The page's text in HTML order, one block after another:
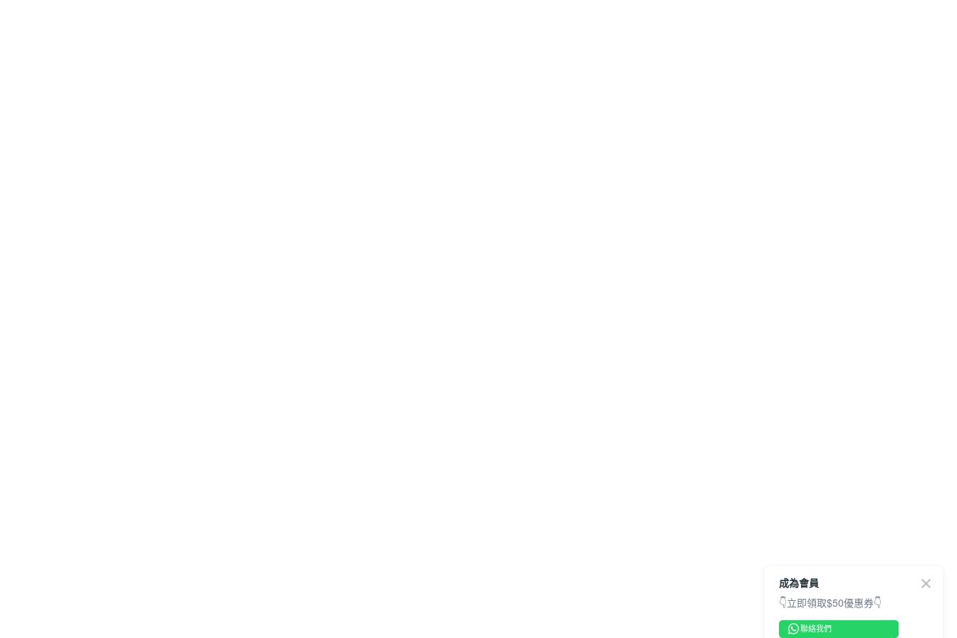
成為會員
👇立即領取$50優惠券👇
聯絡我們